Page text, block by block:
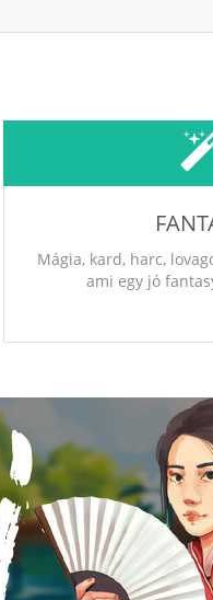
Mágia, kard, harc,
ami egy jó